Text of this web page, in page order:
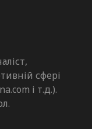
сфері
і т.д.).